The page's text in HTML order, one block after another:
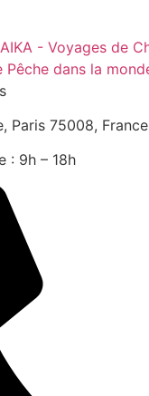
Paris 75008, France
: 9h – 18h